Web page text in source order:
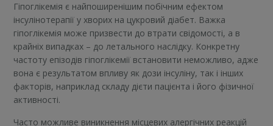
Гіпоглікемія є найпоширенішим побічним ефектом
інсулінотерапії у хворих на цукровий діабет. Важка
гіпоглікемія може призвести до втрати свідомості, а в
крайніх випадках – до летального наслідку. Конкретну
частоту епізодів гіпоглікемії встановити неможливо, адже
вона є результатом впливу як дози інсуліну, так і інших
факторів, наприклад складу дієти пацієнта і його фізичної
активності.
Часто можливе виникнення місцевих алергічних реакцій